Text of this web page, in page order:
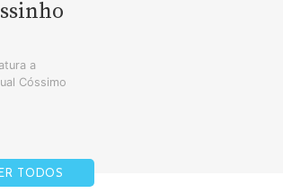
a
Cóssimo
TODOS